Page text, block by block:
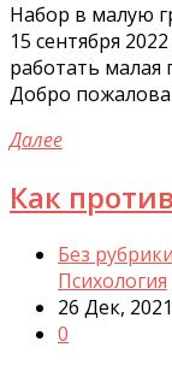
Набор в малую
15 сентября
работать
Добро
Далее
Как
Без рубрики
Психология
26 Дек, 2021
0